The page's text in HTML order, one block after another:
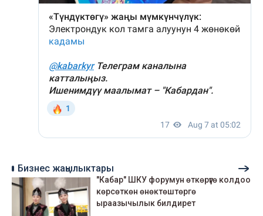
Бизнес жаңылыктары
"Кабар" ШКУ форумун өткөрүүгө колдоо
көрсөткөн өнөктөштөргө
ыраазычылык билдирет